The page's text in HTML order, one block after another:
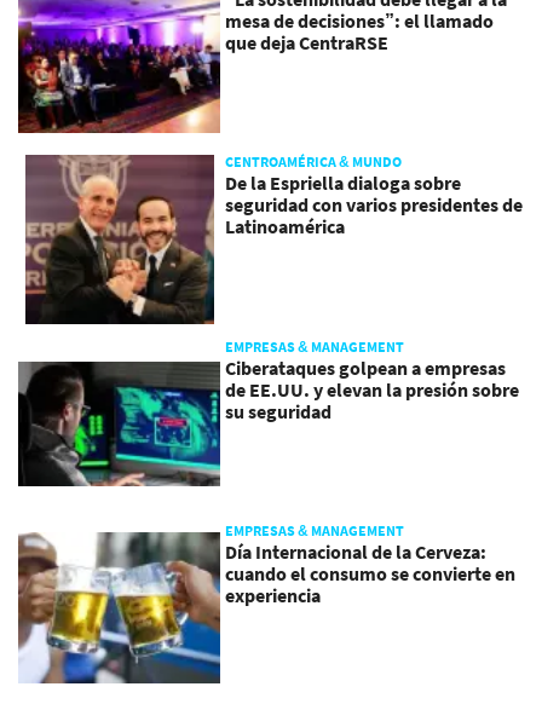
mesa de decisiones”: el llamado
que deja CentraRSE
CENTROAMÉRICA & MUNDO
De la Espriella dialoga sobre
seguridad con varios presidentes de
Latinoamérica
EMPRESAS & MANAGEMENT
Ciberataques golpean a empresas
de EE.UU. y elevan la presión sobre
su seguridad
EMPRESAS & MANAGEMENT
Día Internacional de la Cerveza:
cuando el consumo se convierte en
experiencia